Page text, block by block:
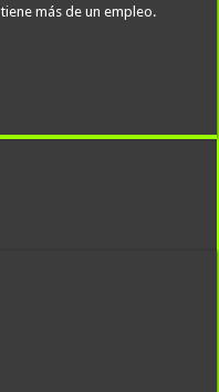
más de un empleo.